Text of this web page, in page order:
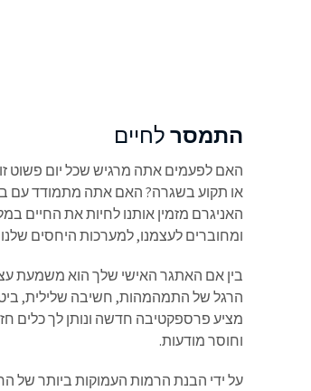
התמסרלחיים
האם לפעמים אתה מרגיש שכל יום פשוט
או תקוע בשגרה? האם אתה מתמודד עם
האניגרם מזמין אותנו לחיות את החיים
ומחוברים לעצמנו, למערכות היחסים שלנו
בין אם האתגר האישי שלך הוא משמעת
הרגל של התמהמהות, חשיבה שלילית,
מציע פרספקטיבה חדשה ונותן לך כלים
וחוסר מודעות.
על ידי הבנת הרמות העמוקות ביותר של